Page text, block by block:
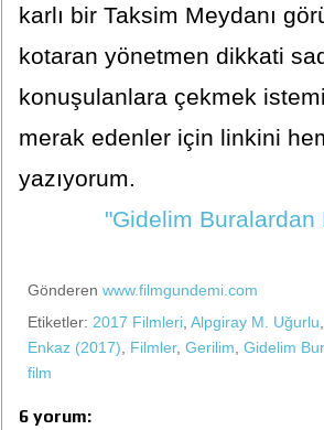
karlı bir Taksim Meydanı
kotaran yönetmen dikkati
konuşulanlara çekmek
merak edenler için linkini
yazıyorum.
"Gidelim Buralardan
Gönderen www.filmgundemi.com
Etiketler: 2017 Filmleri Alpgiray M. Uğurlu
Enkaz (2017)
Filmler, Gerilim Gidelim
film
6 yorum: